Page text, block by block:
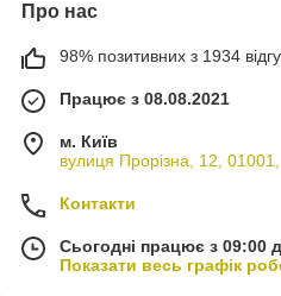
Про нас
98% позитивних з 1934
Працює з 08.08.2021
м. Київ
вулиця Прорізна, 12, 01001,
Контакти
Сьогодні працює з 09:00
Показати весь графік